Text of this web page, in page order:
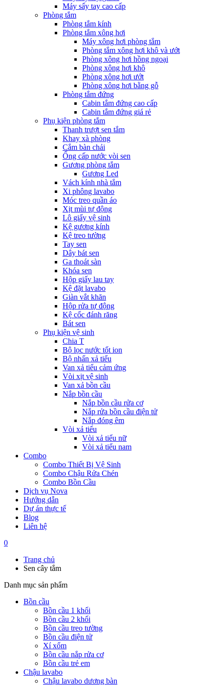
Máy sấy tay cao cấp
Phòng tắm
Phòng tắm kính
Phòng tắm xông hơi
Máy xông hơi phòng tắm
Phòng tắm xông hơi khô và ướt
Phòng xông hơi hồng ngoại
Phòng xông hơi khô
Phòng xông hơi ướt
Phòng xông hơi bằng gỗ
Phòng tắm đứng
Cabin tắm đứng cao cấp
Cabin tắm đứng giá rẻ
Phụ kiện phòng tắm
Thanh trượt sen tắm
Khay xà phòng
Cắm bàn chải
Ống cấp nước vòi sen
Gương phòng tắm
Gương Led
Vách kính nhà tắm
Xi phông lavabo
Móc treo quần áo
Xịt mùi tự động
Lô giấy vệ sinh
Kệ gương kính
Kệ treo tường
Tay sen
Dây bát sen
Ga thoát sàn
Khóa sen
Hộp giấy lau tay
Kệ đặt lavabo
Giàn vắt khăn
Hộp rửa tự động
Kệ cốc đánh răng
Bát sen
Phụ kiện vệ sinh
Chia T
Bộ lọc nước tốt ion
Bộ nhấn xả tiểu
Van xả tiểu cảm ứng
Vòi xịt vệ sinh
Van xả bồn cầu
Nắp bồn cầu
Nắp bồn cầu rửa cơ
Nắp rửa bồn cầu điện tử
Nắp đóng êm
Vòi xả tiểu
Vòi xả tiểu nữ
Vòi xả tiểu nam
Combo
Combo Thiết Bị Vệ Sinh
Combo Chậu Rửa Chén
Combo Bồn Cầu
Dịch vụ Nova
Hướng dẫn
Dự án thực tế
Blog
Liên hệ
0
Trang chủ
Sen cây tắm
Danh mục sản phẩm
Bồn cầu
Bồn cầu 1 khối
Bồn cầu 2 khối
Bồn cầu treo tường
Bồn cầu điện tử
Xí xổm
Bồn cầu nắp rửa cơ
Bồn cầu trẻ em
Chậu lavabo
Chậu lavabo dương bàn